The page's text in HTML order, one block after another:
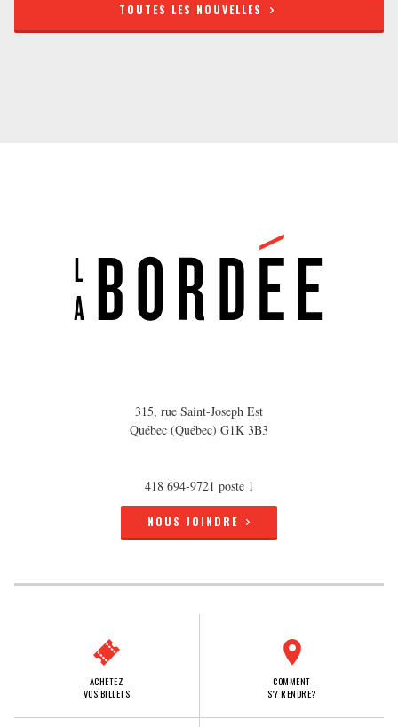
TOUTES LES NOUVELLES
315, rue Saint-Joseph Est
Québec (Québec) G1K 3B3
418 694-9721 poste 1
NOUS JOINDRE
ACHETEZ
VOS BILLETS
COMMENT
S'Y RENDRE?